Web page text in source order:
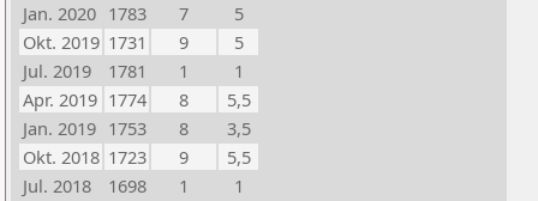
Jan. 2020 1783 7
5
Okt. 2019 1731 9
5
Jul. 2019
1781 1
1
Apr. 2019 1774 8
5,5
Jan. 2019 1753 8
3,5
Okt. 2018 1723 9
5,5
Jul. 2018
1698 1
1